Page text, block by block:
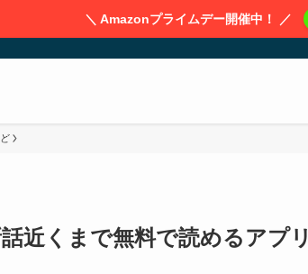
＼ Amazonプライムデー開催中！ ／
近くまで無料で読めるアプリ